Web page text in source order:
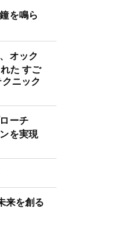
を鳴ら
オック
た すご
ニック
ーチ
を実現
来を創る